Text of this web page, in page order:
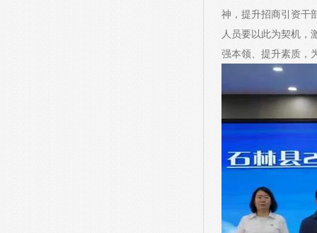
神，提升招商引资干
人员要以此为契机，
强本领、提升素质，